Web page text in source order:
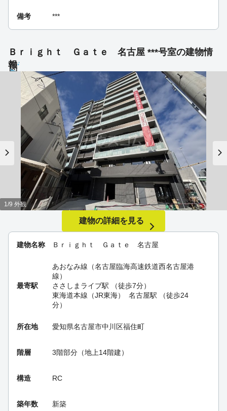
備考 ***
Ｂｒｉｇｈｔ Ｇａｔｅ 名古屋 ***号室の建物情
報
建物名称 Ｂｒｉｇｈｔ Ｇａｔｅ 名古屋
最寄駅
あおなみ線（名古屋臨海高速鉄道西名古屋港
線）
ささしまライブ駅 （徒歩7分）
東海道本線（JR東海）
名古屋駅 （徒歩24
分）
所在地 愛知県名古屋市中川区福住町
階層 3階部分（地上14階建）
構造 RC
築年数 新築
1/9 外観
建物の詳細を見る